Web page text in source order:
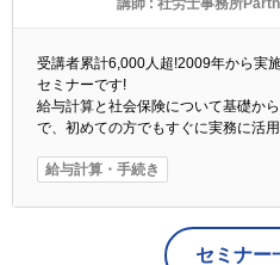
講師 :社労士事務所
受講者累計6,000人超!2009年から実
セミナーです!
給与計算と社会保険について基礎か
で、初めての方でもすぐに実務に活
給与計算・手続き
セミナー